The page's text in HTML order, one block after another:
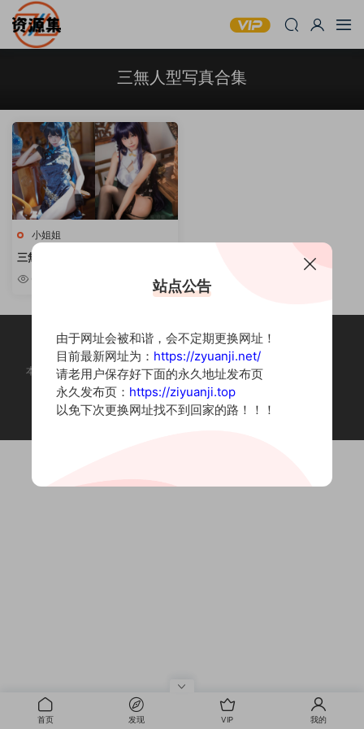
三無人型写真合集
小姐姐
三無人型 – COSPLAY写真合集
[持续更新]
本站为摄影写真图片网站，内容来自网络收集整理，仅作个人学习使用。
如有违法内容请联系删除
Copyright © 2022 资源集
首页 发现 VIP 我的
站点公告
由于网址会被和谐，会不定期更换网址！
目前最新网址为： https://zyuanji.net/
请老用户保存好下面的永久地址发布页
永久发布页： https://ziyuanji.top
以免下次更换网址找不到回家的路！！！